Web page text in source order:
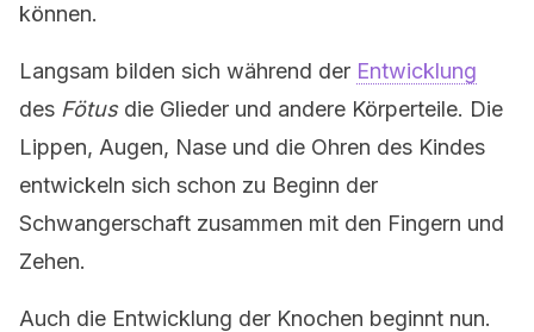
können.
Langsam bilden sich während der Entwicklung
des Fötusdie Glieder und andere Körperteile. Die
Lippen, Augen, Nase und die Ohren des Kindes
entwickeln sich schon zu Beginn der
Schwangerschaft zusammen mit den Fingern und
Zehen.
Auch die Entwicklung der Knochen beginnt nun.